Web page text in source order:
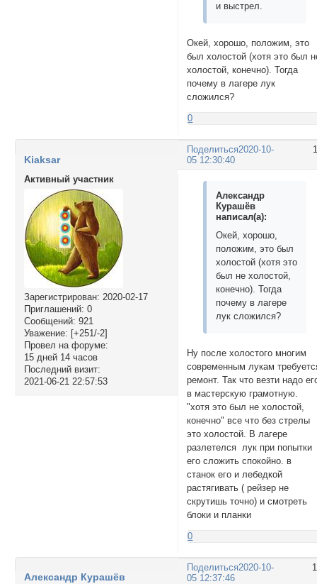
и выстрел.
Окей, хорошо, положим, это
был холостой (хотя это был
холостой, конечно). Тогда
почему в лагере лук
сложился?
0
Поделиться2020-10-
05 12:30:40
Kiaksar
Активный участник
Зарегистрирован: 2020-02-17
Приглашений: 0
Сообщений: 921
Уважение: [+251/-2]
Провел на форуме:
15 дней 14 часов
Последний визит:
2021-06-21 22:57:53
Александр
Курашёв
написал(а):
Окей, хорошо,
положим, это был
холостой (хотя это
был не холостой,
конечно). Тогда
почему в лагере
лук сложился?
Ну после холостого многим
современным лукам
ремонт. Так что везти надо
в мастерскую грамотную.
"хотя это был не холостой,
конечно" все что без стрелы
это холостой. В лагере
разлетелся лук при попытки
его сложить спокойно. в
станок его и лебедкой
растягивать ( рейзер не
скрутишь точно) и смотреть
блоки и планки
0
Поделиться2020-10-
05 12:37:46
Александр Курашёв